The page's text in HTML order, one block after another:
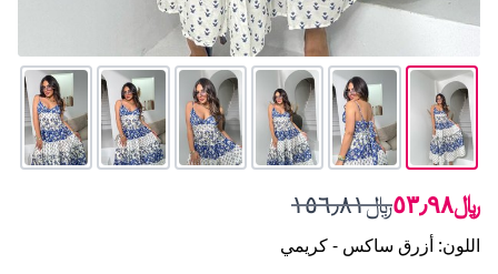
﷼٥٣٫٩٨ ﷼١٥٦٫٨١
اللون: أزرق ساكس - كريمي